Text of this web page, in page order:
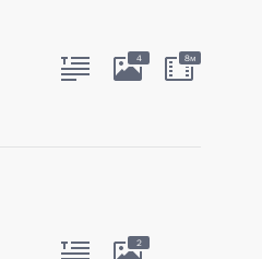
4 8м
2